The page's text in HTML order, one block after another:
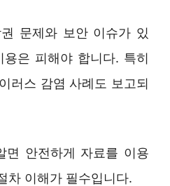
문제와 보안 이슈가 있
용은 피해야 합니다. 특히
러스 감염 사례도 보고되
면 안전하게 자료를 이용
차 이해가 필수입니다.